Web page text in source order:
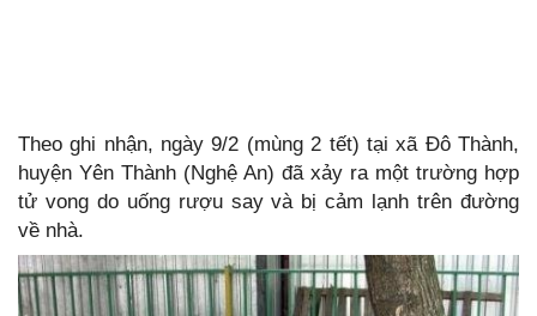
Theo ghi nhận, ngày 9/2 (mùng 2 tết) tại xã Đô Thành,
huyện Yên Thành (Nghệ An) đã xảy ra một trường hợp
tử vong do uống rượu say và bị cảm lạnh trên đường
về nhà.